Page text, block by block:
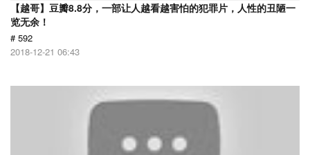
【越哥】豆瓣8.8分，一部让人越看越害怕的犯罪片，人性的丑陋一
览无余！
# 592
2018-12-21 06:43